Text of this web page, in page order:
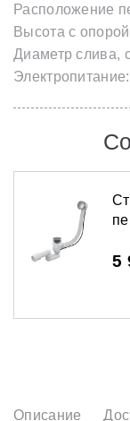
Расположение
Высота с
Диаметр слива,
Электропитание:
5
Описание